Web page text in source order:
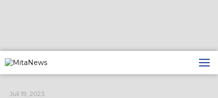
ke
konten
Juli 19, 2023